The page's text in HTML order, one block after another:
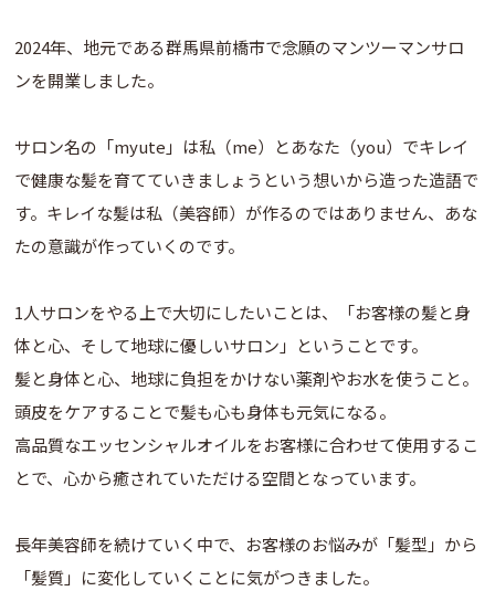
2024年、地元である群馬県前橋市で念願のマンツーマンサロ
ンを開業しました。
サロン名の「myute」は私（me）とあなた（you）でキレイ
で健康な髪を育てていきましょうという想いから造った造語で
す。キレイな髪は私（美容師）が作るのではありません、あな
たの意識が作っていくのです。
1人サロンをやる上で大切にしたいことは、「お客様の髪と身
体と心、そして地球に優しいサロン」ということです。
髪と身体と心、地球に負担をかけない薬剤やお水を使うこと。
頭皮をケアすることで髪も心も身体も元気になる。
高品質なエッセンシャルオイルをお客様に合わせて使用するこ
とで、心から癒されていただける空間となっています。
長年美容師を続けていく中で、お客様のお悩みが「髪型」から
「髪質」に変化していくことに気がつきました。